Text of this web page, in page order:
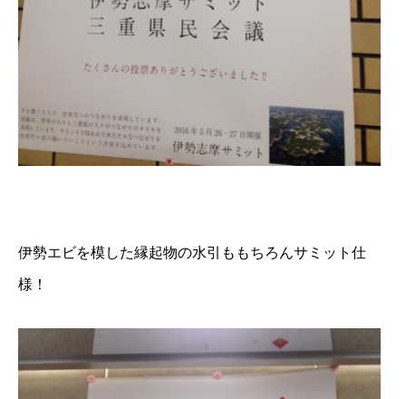
伊勢エビを模した縁起物の水引ももちろんサミット仕
様！